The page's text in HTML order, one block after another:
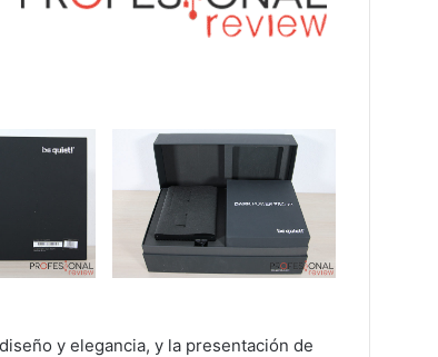
y elegancia, y la presentación de